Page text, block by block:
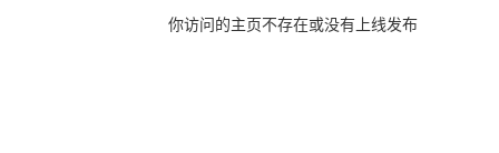
你访问的主页不存在或没有上线发布